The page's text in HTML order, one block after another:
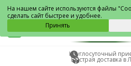
Людиново
Круглосуточный
Быстрая доставка в
На нашем сайте используются файлы
сделать сайт быстрее и удобнее.
Принять